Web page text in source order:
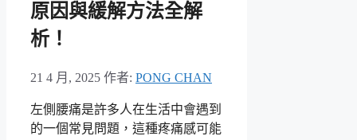
原因與緩解方法全解
析！
21 4 月, 2025 作者: PONG CHAN
左側腰痛是許多人在生活中會遇到
的一個常見問題，這種疼痛感可能